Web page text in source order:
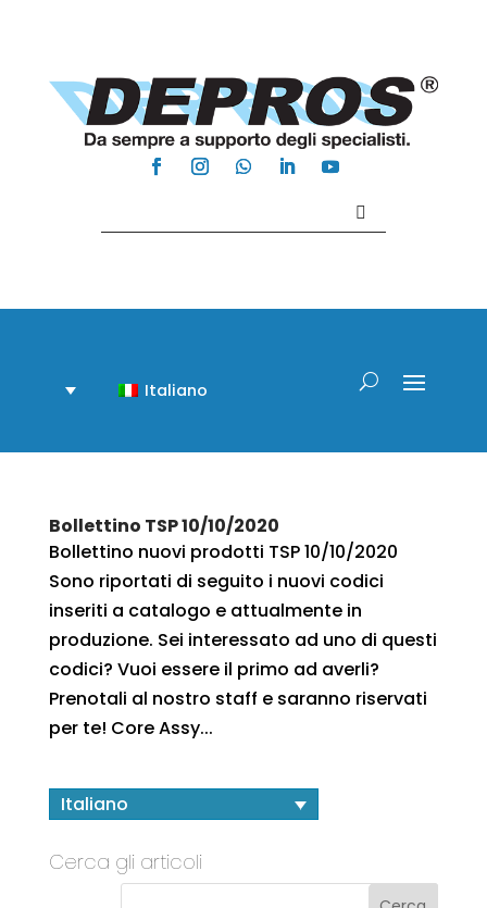
Italiano
Bollettino TSP 10/10/2020
Bollettino nuovi prodotti TSP 10/10/2020
Sono riportati di seguito i nuovi codici
inseriti a catalogo e attualmente in
produzione. Sei interessato ad uno di questi
codici? Vuoi essere il primo ad averli?
Prenotali al nostro staff e saranno riservati
per te! Core Assy...
Italiano
Cerca gli articoli